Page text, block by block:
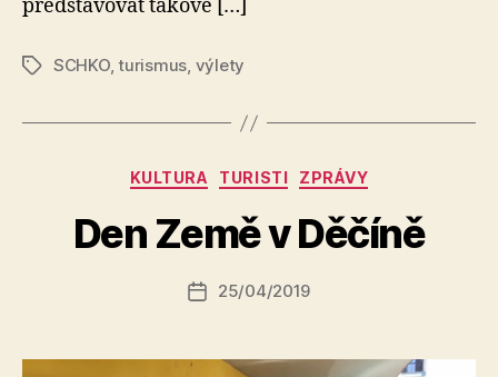
představovat takové […]
ŠtítkySCHKO,turismus, výlety
Rubriky
KULTURA TURISTI ZPRÁVY
Den Země v Děčíně
Autor
příspěvku
a
s
Datum
25/04/2019